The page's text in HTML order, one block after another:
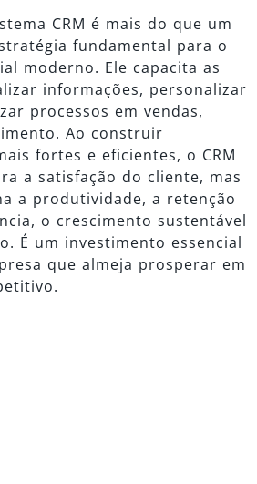
CRM é mais do que um
fundamental para o
moderno. Ele capacita as
informações, personalizar
processos em vendas,
Ao construir
fortes e eficientes, o CRM
a satisfação do cliente, mas
a produtividade, a retenção
o crescimento sustentável
É um investimento essencial
que almeja prosperar em